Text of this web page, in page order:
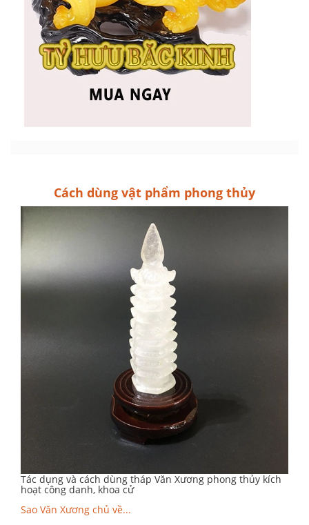
Cách dùng vật phẩm phong thủy
Tác dụng và cách dùng tháp Văn Xương phong thủy kích
hoạt công danh, khoa cử
Sao Văn Xương chủ về...